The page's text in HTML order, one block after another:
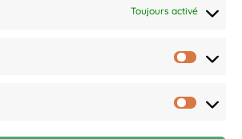
Toujours activé
par
déchet
déchet